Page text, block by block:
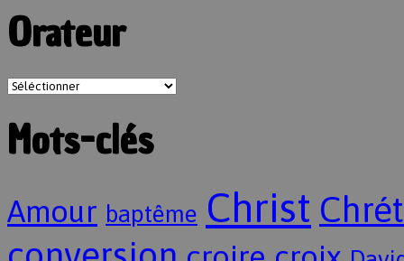
Orateur
Mots-clés
Amour baptême Christ